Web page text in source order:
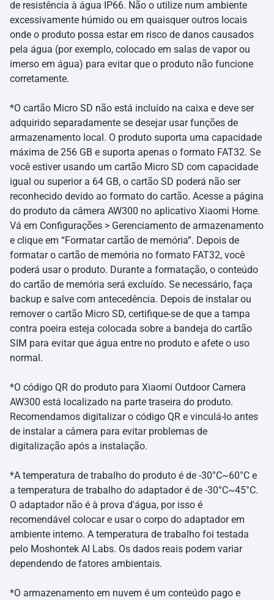
de resistência à água IP66. Não o utilize num ambiente
excessivamente húmido ou em quaisquer outros locais
onde o produto possa estar em risco de danos causados
pela água (por exemplo, colocado em salas de vapor ou
imerso em água) para evitar que o produto não funcione
corretamente.
*O cartão Micro SD não está incluído na caixa e deve ser
adquirido separadamente se desejar usar funções de
armazenamento local. O produto suporta uma capacidade
máxima de 256 GB e suporta apenas o formato FAT32. Se
você estiver usando um cartão Micro SD com capacidade
igual ou superior a 64 GB, o cartão SD poderá não ser
reconhecido devido ao formato do cartão. Acesse a página
do produto da câmera AW300 no aplicativo Xiaomi Home.
Vá em Configurações > Gerenciamento de armazenamento
e clique em “Formatar cartão de memória”. Depois de
formatar o cartão de memória no formato FAT32, você
poderá usar o produto. Durante a formatação, o conteúdo
do cartão de memória será excluído. Se necessário, faça
backup e salve com antecedência. Depois de instalar ou
remover o cartão Micro SD, certifique-se de que a tampa
contra poeira esteja colocada sobre a bandeja do cartão
SIM para evitar que água entre no produto e afete o uso
normal.
*O código QR do produto para Xiaomi Outdoor Camera
AW300 está localizado na parte traseira do produto.
Recomendamos digitalizar o código QR e vinculá-lo antes
de instalar a câmera para evitar problemas de
digitalização após a instalação.
*A temperatura de trabalho do produto é de -30°C~60°C e
a temperatura de trabalho do adaptador é de -30°C~45°C.
O adaptador não é à prova d'água, por isso é
recomendável colocar e usar o corpo do adaptador em
ambiente interno. A temperatura de trabalho foi testada
pelo Moshontek AI Labs. Os dados reais podem variar
dependendo de fatores ambientais.
*O armazenamento em nuvem é um conteúdo pago e